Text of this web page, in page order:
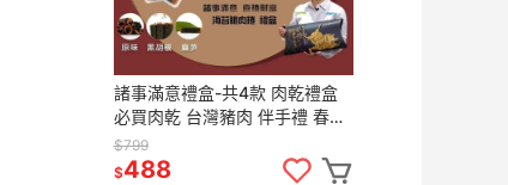
諸事滿意禮盒-共4款 肉乾禮盒
必買肉乾 台灣豬肉 伴手禮 春節
送禮 超人氣脆肉乾 年節禮盒
【甜園】
$799
$488